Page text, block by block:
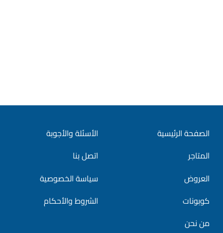
الصفحة الرئيسية
المتاجر
العروض
كوبونات
من نحن
الأسئلة والأجوبة
اتصل بنا
سياسة الخصوصية
الشروط والأحكام